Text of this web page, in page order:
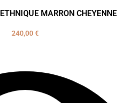
MARRON CHEYENNE
240,00€